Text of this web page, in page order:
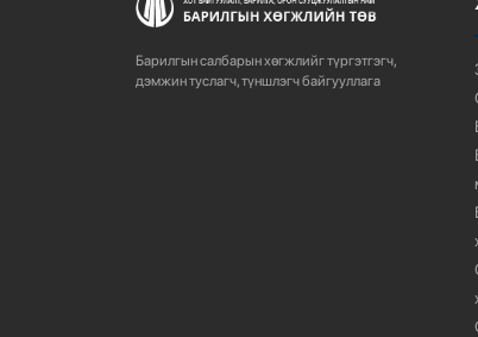
Барилгын салбарын хөгжлийг түргэтгэгч,
дэмжин туслагч, түншлэгч байгууллага